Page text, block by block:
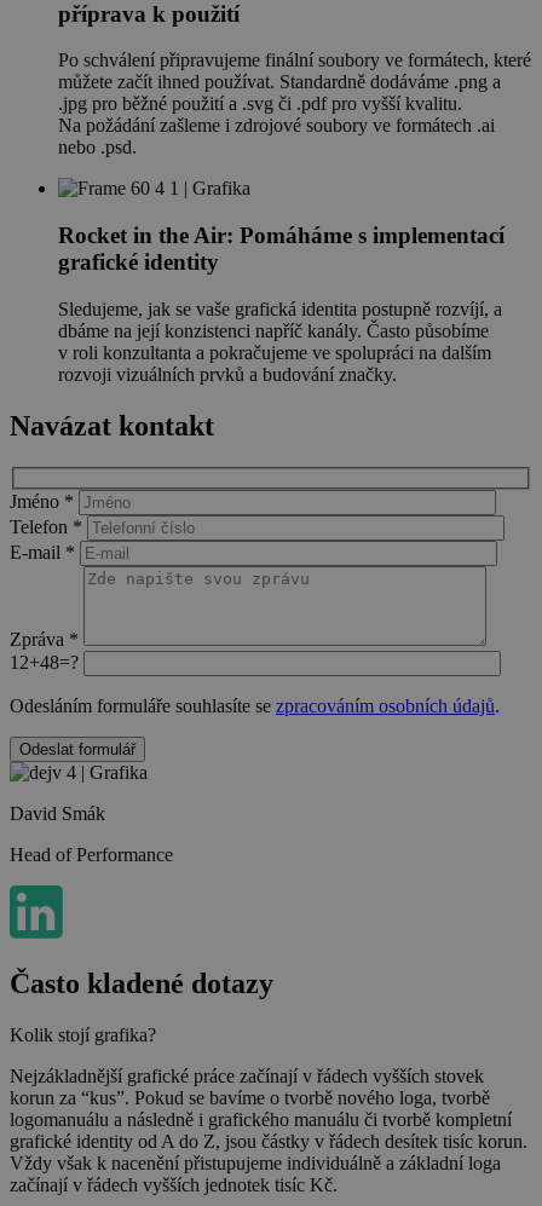
příprava k použití
Po schválení připravujeme finální soubory ve formátech, které
můžete začít ihned používat. Standardně dodáváme .png a
.jpg pro běžné použití a .svg či .pdf pro vyšší kvalitu.
Na požádání zašleme i zdrojové soubory ve formátech .ai
nebo .psd.
Rocket in the Air: Pomáháme s implementací
grafické identity
Sledujeme, jak se vaše grafická identita postupně rozvíjí, a
dbáme na její konzistenci napříč kanály. Často působíme
v roli konzultanta a pokračujeme ve spolupráci na dalším
rozvoji vizuálních prvků a budování značky.
Navázat kontakt
Jméno *
Telefon *
E-mail *
Zpráva *
12+48=?
Odesláním formuláře souhlasíte se zpracováním osobních údajů.
Odeslat formulář
Ponechte toto pole prázdné.
David Smák
Head of Performance
Často kladené dotazy
Kolik stojí grafika?
Nejzákladnější grafické práce začínají v řádech vyšších stovek
korun za “kus”. Pokud se bavíme o tvorbě nového loga, tvorbě
logomanuálu a následně i grafického manuálu či tvorbě kompletní
grafické identity od A do Z, jsou částky v řádech desítek tisíc korun.
Vždy však k nacenění přistupujeme individuálně a základní loga
začínají v řádech vyšších jednotek tisíc Kč.